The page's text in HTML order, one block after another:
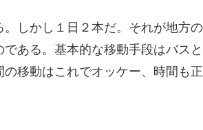
しかし１日２本だ。それが地方
ある。基本的な移動手段はバス
移動はこれでオッケー、時間も